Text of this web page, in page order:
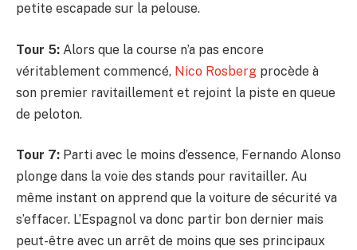
petite escapade sur la pelouse.
Tour 5: Alors que la course n’a pas encore
véritablement commencé, Nico Rosberg procède à
son premier ravitaillement et rejoint la piste en queue
de peloton.
Tour 7: Parti avec le moins d’essence, Fernando Alonso
plonge dans la voie des stands pour ravitailler. Au
même instant on apprend que la voiture de sécurité va
s’effacer. L’Espagnol va donc partir bon dernier mais
peut-être avec un arrêt de moins que ses principaux